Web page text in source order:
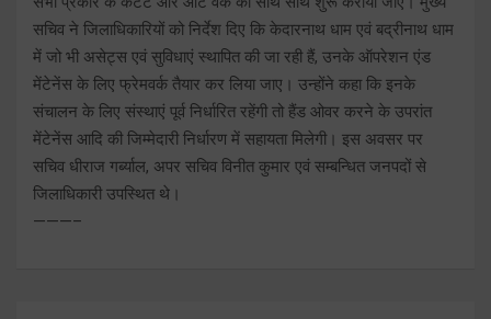
सचिव ने जिलाधिकारियों को निर्देश दिए कि केदारनाथ धाम एवं बद्रीनाथ धाम
में जो भी असेट्स एवं सुविधाएं स्थापित की जा रही हैं, उनके ऑपरेशन एंड
मेंटेनेंस के लिए फ्रेमवर्क तैयार कर लिया जाए। उन्होंने कहा कि इनके
संचालन के लिए संस्थाएं पूर्व निर्धारित रहेंगी तो हैंड ओवर करने के उपरांत
मेंटेनेंस आदि की जिम्मेदारी निर्धारण में सहायता मिलेगी। इस अवसर पर
सचिव धीराज गर्ब्याल, अपर सचिव विनीत कुमार एवं सम्बन्धित जनपदों से
जिलाधिकारी उपस्थित थे।
———–